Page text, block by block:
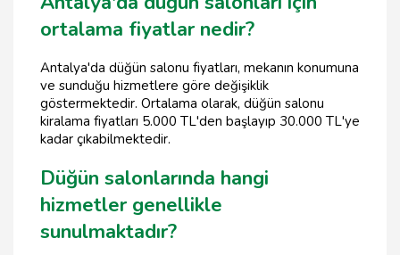
ortalama fiyatlar nedir?
Antalya'da düğün salonu fiyatları, mekanın konumuna
ve sunduğu hizmetlere göre değişiklik
göstermektedir. Ortalama olarak, düğün salonu
kiralama fiyatları 5.000 TL'den başlayıp 30.000 TL'ye
kadar çıkabilmektedir.
Düğün salonlarında hangi
hizmetler genellikle
sunulmaktadır?